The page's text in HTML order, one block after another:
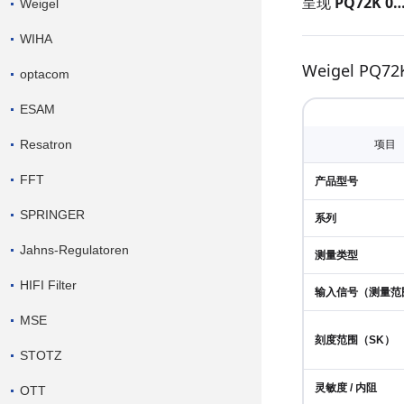
Weigel
WIHA
optacom
ESAM
Resatron
FFT
SPRINGER
Jahns-Regulatoren
HIFI Filter
MSE
STOTZ
OTT
Weigel
项目
产品型号
系列
测量类型
输入信号（测量
刻度范围（SK）
灵敏度 / 内阻